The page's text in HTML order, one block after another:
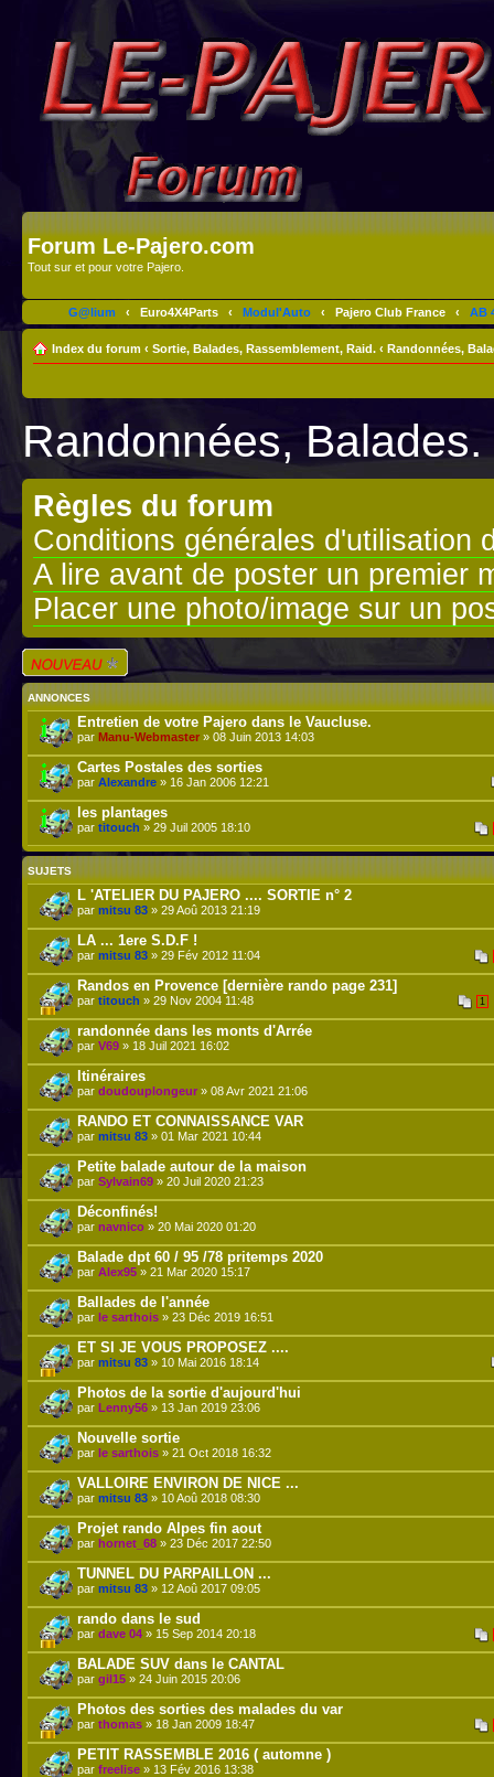
Forum Le-Pajero.com
Tout sur et pour votre Pajero.
G@lium ‹ Euro4X4Parts ‹ Modul'Auto ‹ Pajero Club France ‹ AB
Index du forum ‹ Sortie, Balades, Rassemblement, Raid. ‹ Randonnées,
Randonnées, Balades.
Règles du forum
Conditions générales d'utilisation
A lire avant de poster un premier
Placer une photo/image sur un
Écrire un nouveau
sujet
ANNONCES
Entretien de votre Pajero dans le Vaucluse.
par Manu-Webmaster » 08 Juin 2013 14:03
Cartes Postales des sorties
par Alexandre » 16 Jan 2006 12:21
les plantages
par titouch » 29 Juil 2005 18:10
SUJETS
L 'ATELIER DU PAJERO .... SORTIE n° 2
par mitsu 83 » 29 Aoû 2013 21:19
LA ... 1ere S.D.F !
par mitsu 83 » 29 Fév 2012 11:04
Randos en Provence [dernière rando page 231]
1
par titouch » 29 Nov 2004 11:48
randonnée dans les monts d'Arrée
par V69 » 18 Juil 2021 16:02
Itinéraires
par doudouplongeur » 08 Avr 2021 21:06
RANDO ET CONNAISSANCE VAR
par mitsu 83 » 01 Mar 2021 10:44
Petite balade autour de la maison
par Sylvain69 » 20 Juil 2020 21:23
Déconfinés!
par navnico » 20 Mai 2020 01:20
Balade dpt 60 / 95 /78 pritemps 2020
par Alex95 » 21 Mar 2020 15:17
Ballades de l'année
par le sarthois » 23 Déc 2019 16:51
ET SI JE VOUS PROPOSEZ ....
par mitsu 83 » 10 Mai 2016 18:14
Photos de la sortie d'aujourd'hui
par Lenny56 » 13 Jan 2019 23:06
Nouvelle sortie
par le sarthois » 21 Oct 2018 16:32
VALLOIRE ENVIRON DE NICE ...
par mitsu 83 » 10 Aoû 2018 08:30
Projet rando Alpes fin aout
par hornet_68 » 23 Déc 2017 22:50
TUNNEL DU PARPAILLON ...
par mitsu 83 » 12 Aoû 2017 09:05
rando dans le sud
par dave 04 » 15 Sep 2014 20:18
BALADE SUV dans le CANTAL
par gil15 » 24 Juin 2015 20:06
Photos des sorties des malades du var
par thomas » 18 Jan 2009 18:47
PETIT RASSEMBLE 2016 ( automne )
par freelise » 13 Fév 2016 13:38